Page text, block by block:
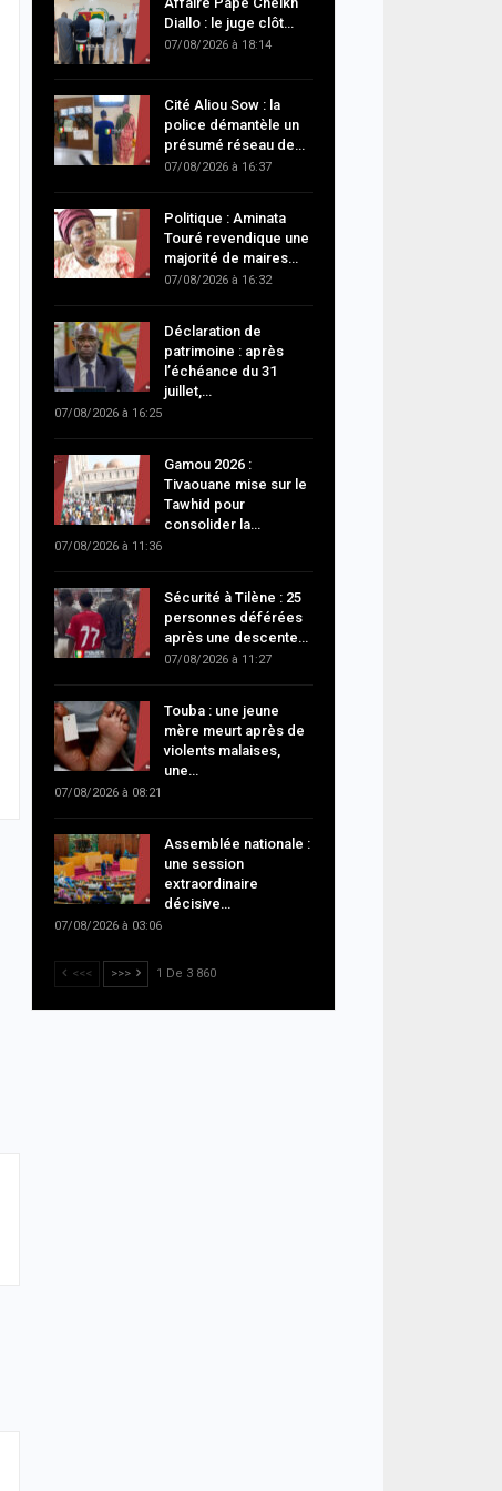
Diallo : le juge clôt…
07/08/2026 à 18:14
Cité Aliou Sow : la
police démantèle un
présumé réseau de…
07/08/2026 à 16:37
Politique : Aminata
Touré revendique une
majorité de maires…
07/08/2026 à 16:32
Déclaration de
patrimoine : après
l’échéance du 31
juillet,…
07/08/2026 à 16:25
Gamou 2026 :
Tivaouane mise sur le
Tawhid pour
consolider la…
07/08/2026 à 11:36
Sécurité à Tilène : 25
personnes déférées
après une descente…
07/08/2026 à 11:27
Touba : une jeune
mère meurt après de
violents malaises,
une…
07/08/2026 à 08:21
Assemblée nationale :
une session
extraordinaire
décisive…
07/08/2026 à 03:06
<<< >>> 1 De 3 860